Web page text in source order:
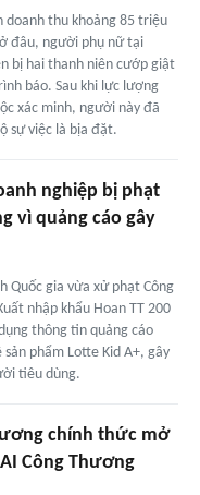
doanh thu khoảng 85 triệu
đâu, người phụ nữ tại
bị hai thanh niên cướp giật
báo. Sau khi lực lượng
xác minh, người này đã
sự việc là bịa đặt.
nghiệp bị phạt
vì quảng cáo gây
Quốc gia vừa xử phạt Công
nhập khẩu Hoan TT 200
thông tin quảng cáo
sản phẩm Lotte Kid A+, gây
tiêu dùng.
chính thức mở
Công Thương